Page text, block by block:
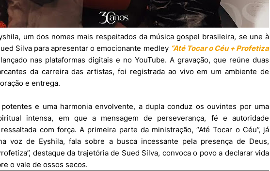
um dos nomes mais respeitados da música gospel brasileira, se une à
Silva para apresentar o emocionante medley “Até Tocar o Céu + Profetiza
nas plataformas digitais e no YouTube. A gravação, que reúne duas
da carreira das artistas, foi registrada ao vivo em um ambiente de
e entrega.
e uma harmonia envolvente, a dupla conduz os ouvintes por uma
intensa, em que a mensagem de perseverança, fé e autoridade
com força. A primeira parte da ministração, “Até Tocar o Céu”, já
voz de Eyshila, fala sobre a busca incessante pela presença de Deus,
destaque da trajetória de Sued Silva, convoca o povo a declarar vida
o vale de ossos secos.